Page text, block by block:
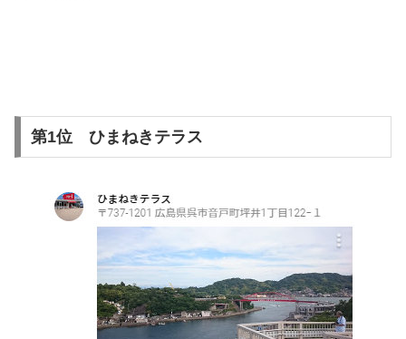
第1位 ひまねきテラス